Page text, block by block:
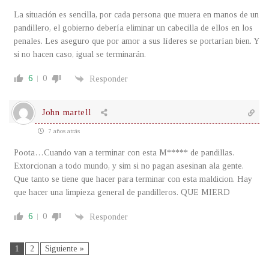
La situación es sencilla, por cada persona que muera en manos de un
pandillero, el gobierno debería eliminar un cabecilla de ellos en los
penales. Les aseguro que por amor a sus líderes se portarían bien. Y
si no hacen caso, igual se terminarán.
6 0 Responder
John martell
7 años atrás
Poota…Cuando van a terminar con esta M***** de pandillas.
Extorcionan a todo mundo, y sim si no pagan asesinan ala gente.
Que tanto se tiene que hacer para terminar con esta maldicion. Hay
que hacer una limpieza general de pandilleros. QUE MIERD
6 0 Responder
1 2 Siguiente »